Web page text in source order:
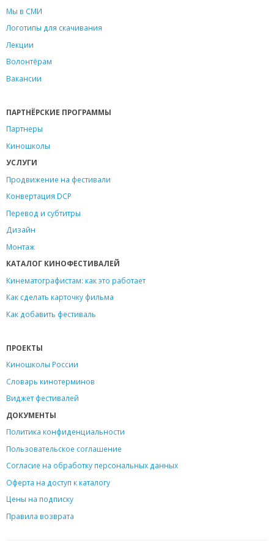
Мы в СМИ
Логотипы для скачивания
Лекции
Волонтёрам
Вакансии
ПАРТНЁРСКИЕ ПРОГРАММЫ
Партнеры
Киношколы
УСЛУГИ
Продвижение на фестивали
Конвертация DCP
Перевод и субтитры
Дизайн
Монтаж
КАТАЛОГ КИНОФЕСТИВАЛЕЙ
Кинематографистам: как это работает
Как сделать карточку фильма
Как добавить фестиваль
ПРОЕКТЫ
Киношколы России
Словарь кинотерминов
Виджет фестивалей
ДОКУМЕНТЫ
Политика конфиденциальности
Пользовательское соглашение
Согласие на обработку персональных данных
Оферта на доступ к каталогу
Цены на подписку
Правила возврата